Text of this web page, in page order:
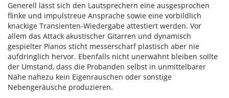
Generell lässt sich den Lautsprechern eine ausgesprochen
flinke und impulstreue Ansprache sowie eine vorbildlich
knackige Transienten-Wiedergabe attestiert werden. Vor
allem das Attack akustischer Gitarren und dynamisch
gespielter Pianos sticht messerscharf plastisch aber nie
aufdringlich hervor. Ebenfalls nicht unerwähnt bleiben sollte
der Umstand, dass die Probanden selbst in unmittelbarer
Nähe nahezu kein Eigenrauschen oder sonstige
Nebengeräusche produzieren.